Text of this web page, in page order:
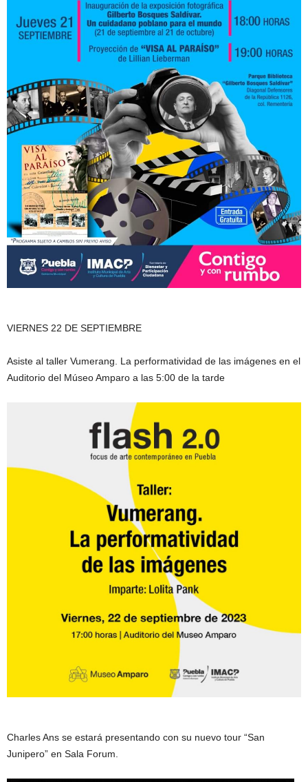
VIERNES 22 DE SEPTIEMBRE
Asiste al taller Vumerang. La performatividad de las imágenes en el
Auditorio del Múseo Amparo a las 5:00 de la tarde
Charles Ans se estará presentando con su nuevo tour “San
Junipero” en Sala Forum.